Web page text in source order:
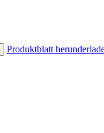
Produktblatt